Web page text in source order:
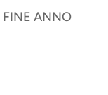
FINE ANNO